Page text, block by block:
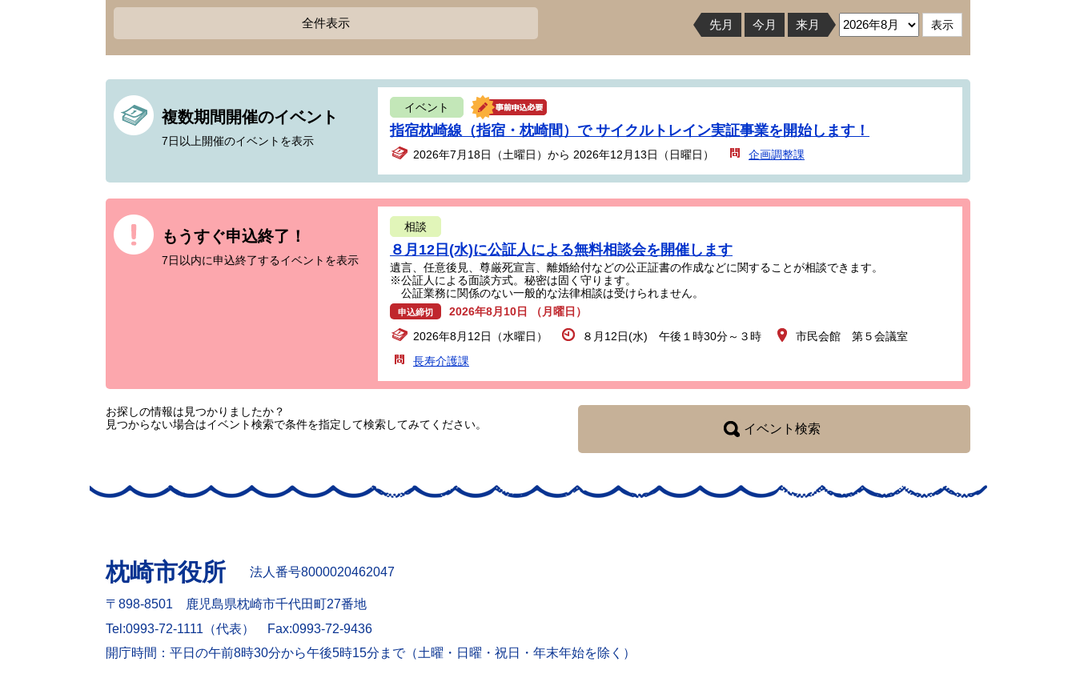
全件表示 先月 今月 来月
複数期間開催のイベント
7日以上開催のイベントを表示
イベント
指宿枕崎線（指宿・枕崎間）で サイクルトレイン実証事業を開始します！
2026年7月18日（土曜日）から 2026年12月13日（日曜日） 企画調整課
もうすぐ申込終了！
7日以内に申込終了するイベントを表示
相談
８月12日(水)に公証人による無料相談会を開催します
遺言、任意後見、尊厳死宣言、離婚給付などの公正証書の作成などに関することが相談できます。
※公証人による面談方式。秘密は固く守ります。
公証業務に関係のない一般的な法律相談は受けられません。
申込締切
2026年8月10日 （月曜日）
2026年8月12日（水曜日）
８月12日(水) 午後１時30分～３時
市民会館 第５会議室
長寿介護課
お探しの情報は見つかりましたか？
見つからない場合はイベント検索で条件を指定して検索してみてください。
イベント検索
枕崎市役所 法人番号8000020462047
〒898-8501 鹿児島県枕崎市千代田町27番地
Tel:0993-72-1111（代表）
Fax:0993-72-9436
開庁時間：平日の午前8時30分から午後5時15分まで（土曜・日曜・祝日・年末年始を除く）